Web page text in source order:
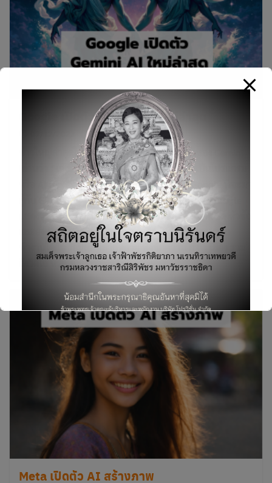
Google เปิดตัว Gemini AI ใหม่ล่าสุด
บทความ
ข่าวใหญ่ล่าสุดในแวดวง AI คงไม่พ้นการเปิดตัวของ Gemini
(อ่านว่า “เจ-มิ-นาย“) เมื่อคืนนี้ ซึ่ง Gemini นับเป็นโปรแกรม
หรือ AI model ตัวใหม่ล่าสุดและเก่งที่สุดของ Google ที่จะมา
สู้กับ GPT-4 ของ OpenAI โดยจากการทดสอบของ Google
แสดงว่า Gemini สามารถชนะ GPT-4 ได้ถึง 30 จาก 32 หัวข้อ
และยังเป็น AI model ที่ออกแบบมาตั้งแต่ต้นให้สามารถ
ทำงานได้กับข้อมูลที่หลากหลาย ทั้งข้อความ ภาพ เสียง รวม
ถึงวิดีโอ หรือที่เรียกว่า multimodal
Meta เปิดตัว AI สร้างภาพ
This will close in3 seconds